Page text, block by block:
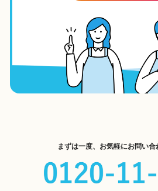
まずは一度、お気軽にお問い合